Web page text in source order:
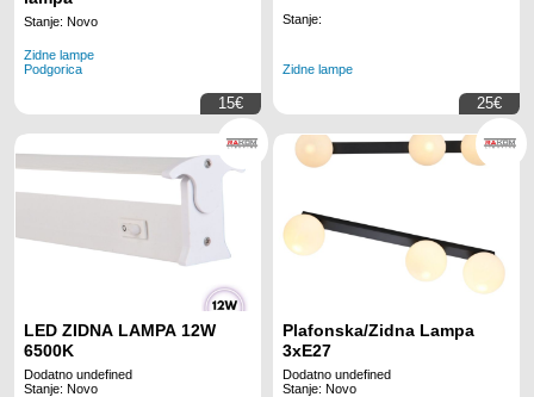
Stanje: Novo
Zidne lampe
Podgorica
15€
Stanje:
Zidne lampe
25€
LED ZIDNA LAMPA 12W
6500K
Dodatno undefined
Stanje: Novo
Plafonska/Zidna Lampa
3xE27
Dodatno undefined
Stanje: Novo